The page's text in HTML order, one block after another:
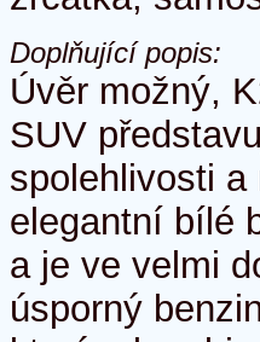
Doplňující popis:
Úvěr možný,
SUV
spolehlivosti a
elegantní bílé
a je ve velmi
úsporný